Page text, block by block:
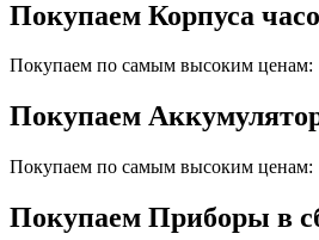
Покупаем Корпуса
Покупаем по самым высоким ценам:
Покупаем
Покупаем по самым высоким ценам:
Покупаем Приборы в